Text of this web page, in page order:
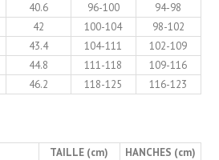
40.6 96-100
94-98
42 100-104
98-102
43.4 104-111
102-109
44.8 111-118
109-116
46.2 118-125 116-123
TAILLE (cm)
HANCHES (cm)